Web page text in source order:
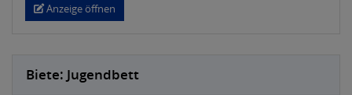
Anzeige öffnen
Biete: Jugendbett